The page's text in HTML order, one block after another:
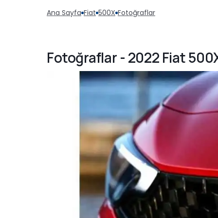
Ana Sayfa Fiat 500X Fotoğraflar
Fotoğraflar - 2022 Fiat